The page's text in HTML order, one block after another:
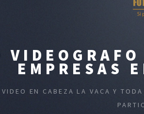
EMPRESAS
EN CABEZA LA VACA Y